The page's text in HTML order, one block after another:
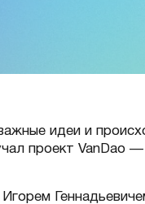
идеи и
проект VanDao